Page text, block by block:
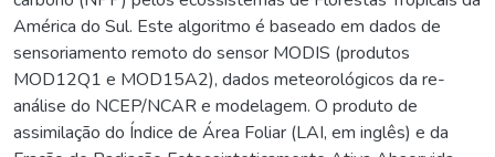
América do Sul. Este algoritmo é baseado em dados de
sensoriamento remoto do sensor MODIS (produtos
MOD12Q1 e MOD15A2), dados meteorológicos da re-
análise do NCEP/NCAR e modelagem. O produto de
assimilação do Índice de Área Foliar (LAI, em inglês) e da